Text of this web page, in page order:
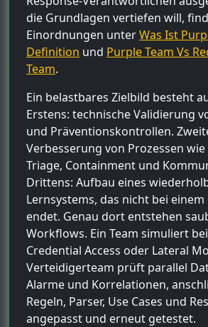
die Grundlagen vertiefen will,
Einordnungen unterWas Ist
Definition und Purple Team Vs
Team.
Ein belastbares Zielbild besteht
Erstens: technische Validierung
und Präventionskontrollen.
Verbesserung von Prozessen wie
Triage, Containment und
Drittens: Aufbau eines
Lernsystems, das nicht bei
endet. Genau dort entstehen
Workflows. Ein Team simuliert
Credential Access oder Lateral
Verteidigerteam prüft parallel
Alarme und Korrelationen,
Regeln, Parser, Use Cases und
angepasst und erneut getestet.